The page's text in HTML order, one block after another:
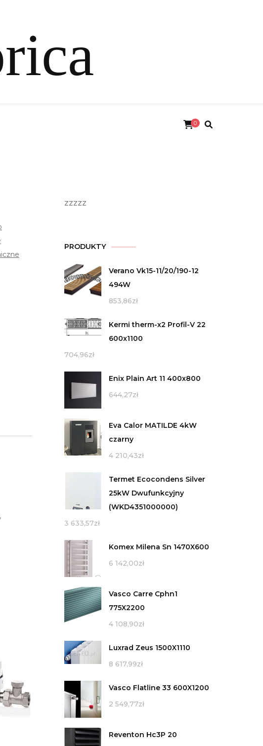
0
zzzzz
PRODUKTY
Verano Vk15-11/20/190-12
494W
853,86zł
Kermi therm-x2 Profil-V 22
600x1100
704,96zł
Enix Plain Art 11 400x800
644,27zł
Eva Calor MATILDE 4kW
czarny
4 210,43zł
Termet Ecocondens Silver
25kW Dwufunkcyjny
(WKD4351000000)
3 633,57zł
Komex Milena Sn 1470X600
6 142,00zł
Vasco Carre Cphn1
775X2200
4 108,90zł
Luxrad Zeus 1500X1110
8 617,99zł
Vasco Flatline 33 600X1200
2 549,77zł
Reventon Hc3P 20